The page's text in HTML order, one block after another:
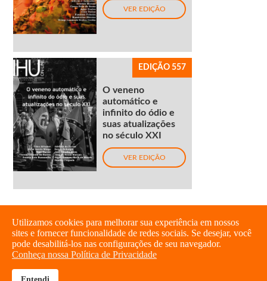
VER EDIÇÃO
EDIÇÃO 557
O veneno
automático e
infinito do ódio e
suas atualizações
no século XXI
VER EDIÇÃO
Utilizamos cookies para melhorar sua experiência em nossos
sites e fornecer funcionalidade de redes sociais. Se desejar, você
pode desabilitá-los nas configurações de seu navegador.
Conheça nossa Política de Privacidade